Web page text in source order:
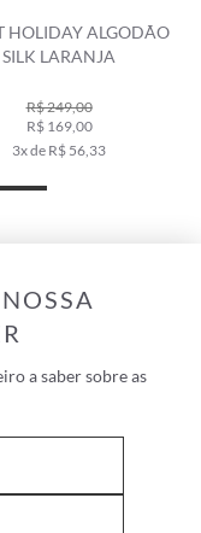
HOLIDAY ALGODÃO
SILK LARANJA
R$ 249,00
R$ 169,00
3x de R$ 56,33
a saber sobre as